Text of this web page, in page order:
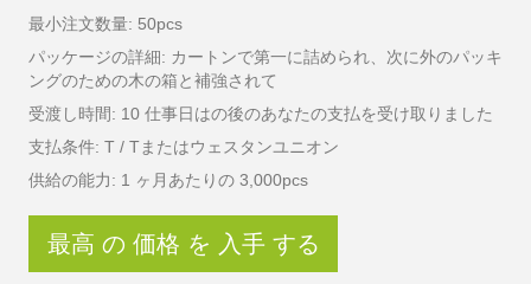
最小注文数量: 50pcs
パッケージの詳細: カートンで第一に詰められ、次に外のパッキ
ングのための木の箱と補強されて
受渡し時間: 10 仕事日はの後のあなたの支払を受け取りました
支払条件: T / Tまたはウェスタンユニオン
供給の能力: 1 ヶ月あたりの 3,000pcs
最高 の 価格 を 入手 する